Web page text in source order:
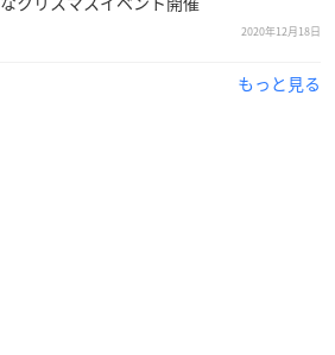
2020年12月18日
もっと見る